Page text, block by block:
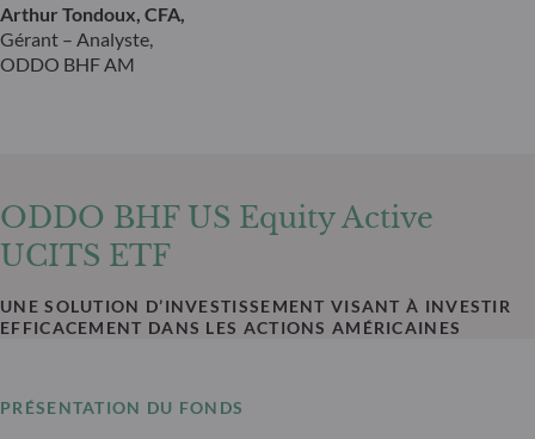
Arthur Tondoux, CFA,
Gérant – Analyste,
ODDO BHF AM
ODDO BHF US Equity Active
UCITS ETF
UNE SOLUTION D’INVESTISSEMENT VISANT À INVESTIR
EFFICACEMENT DANS LES ACTIONS AMÉRICAINES
PRÉSENTATION DU FONDS